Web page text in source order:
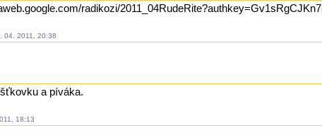
radikozi/
04. 2011, 20:38
a píváka.
18:13